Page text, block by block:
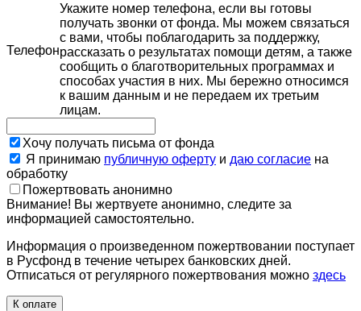
Телефон
Укажите номер телефона, если вы готовы
получать звонки от фонда. Мы можем связаться
с вами, чтобы поблагодарить за поддержку,
рассказать о результатах помощи детям, а также
сообщить о благотворительных программах и
способах участия в них. Мы бережно относимся
к вашим данным и не передаем их третьим
лицам.
Хочу получать письма от фонда
Я принимаю публичную оферту и даю согласие на
обработку
Пожертвовать анонимно
Внимание! Вы жертвуете анонимно, следите за
информацией самостоятельно.
Информация о произведенном пожертвовании поступает
в Русфонд в течение четырех банковских дней.
Отписаться от регулярного пожертвования можно здесь
К оплате